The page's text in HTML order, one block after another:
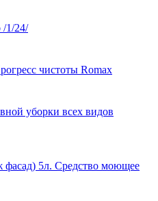
/1/24/
чистоты Romax
уборки всех видов
5л. Средство моющее